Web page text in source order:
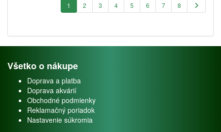
1 2 3 4 5 6 7 8
Všetko o nákupe
Doprava a platba
Doprava akvárií
Obchodné podmienky
Reklamačný poriadok
Nastavenie súkromia